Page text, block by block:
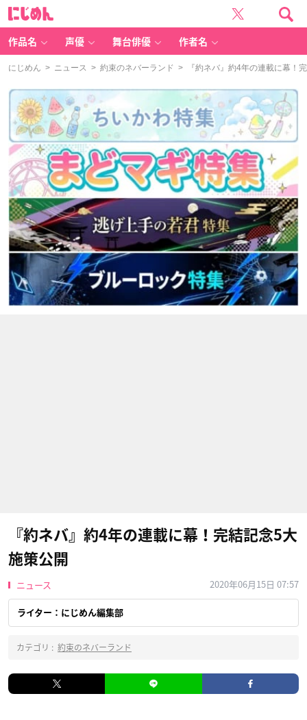
作品名 声優 舞台俳優 作者名
にじめん > ニュース > 約束のネバーランド > 『約ネバ』約4年の連載に幕！
『約ネバ』約4年の連載に幕！完結記念5大
施策公開
ニュース 2020年06月15日 07:57
ライター：にじめん編集部
カテゴリ : 約束のネバーランド